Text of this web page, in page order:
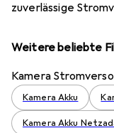
zuverlässige
Weitere beliebte
Kamera
Kamera Akku
Kamera Akku